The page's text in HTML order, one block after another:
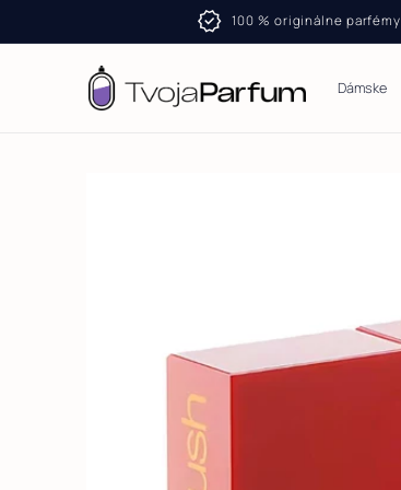
verifiedr100 % originálne parfémy
Dámske